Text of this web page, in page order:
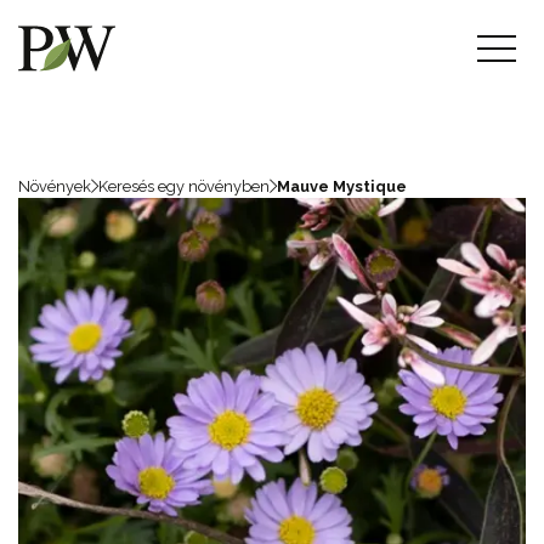
Növények Keresés egy növényben Mauve Mystique